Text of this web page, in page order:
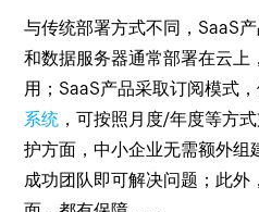
与传统部署方式不同，SaaS
和数据服务器通常部署在云上
用；SaaS产品采取订阅模式
系统 ，可按照月度/年度等方
护方面，中小企业无需额外组
成功团队即可解决问题；此